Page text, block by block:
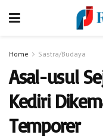
Home Sastra/Budaya
Asal-usul
Kediri
Temporer